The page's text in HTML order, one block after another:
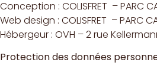
Conception : COLISFRET – PARC
Web design : COLISFRET – PARC
Hébergeur : OVH – 2 rue
Protection des données